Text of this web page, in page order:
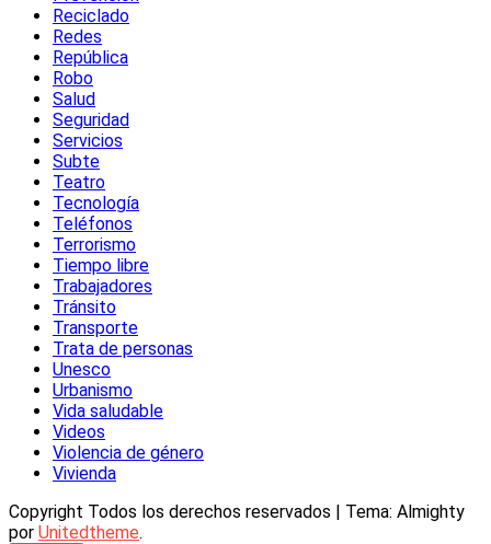
Reciclado
Redes
República
Robo
Salud
Seguridad
Servicios
Subte
Teatro
Tecnología
Teléfonos
Terrorismo
Tiempo libre
Trabajadores
Tránsito
Transporte
Trata de personas
Unesco
Urbanismo
Vida saludable
Videos
Violencia de género
Vivienda
Copyright Todos los derechos reservados | Tema: Almighty
por Unitedtheme.